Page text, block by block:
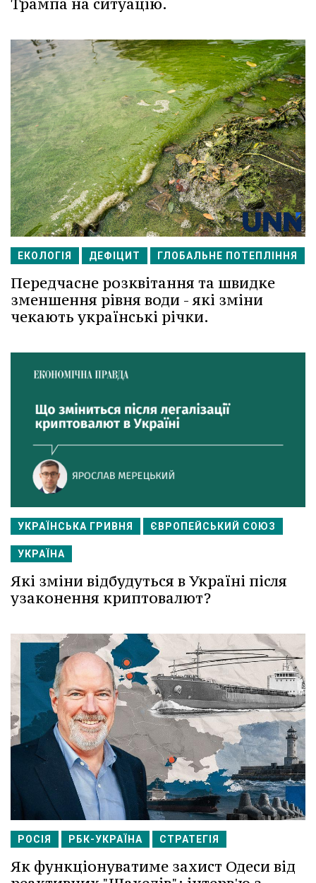
Трампа на ситуацію.
ЕКОЛОГІЯ ДЕФІЦИТ ГЛОБАЛЬНЕ ПОТЕПЛІННЯ
Передчасне розквітання та швидке
зменшення рівня води - які зміни
чекають українські річки.
УКРАЇНСЬКА ГРИВНЯ ЄВРОПЕЙСЬКИЙ СОЮЗ
УКРАЇНА
Які зміни відбудуться в Україні після
узаконення криптовалют?
РОСІЯ РБК-УКРАЇНА СТРАТЕГІЯ
Як функціонуватиме захист Одеси від